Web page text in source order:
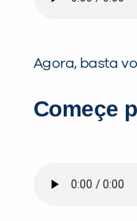
Agora, basta
Começe